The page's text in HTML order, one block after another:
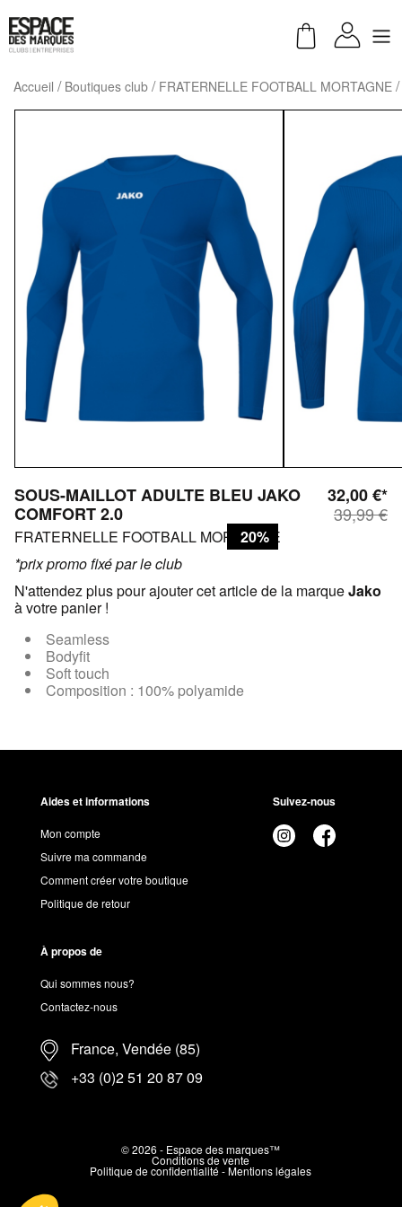
Accueil Boutiques club FRATERNELLE FOOTBALL MORTAGNE
SOUS-MAILLOT ADULTE BLEU JAKO
COMFORT 2.0
FRATERNELLE FOOTBALL MORTAGNE
32,00 €*
39,99 €
20%
*prix promo fixé par le club
N'attendez plus pour ajouter cet article de la marqueJako
à votre panier !
Seamless
Bodyfit
Soft touch
Composition : 100% polyamide
Aides et informations
Mon compte
Suivre ma commande
Comment créer votre boutique
Politique de retour
Suivez-nous
À propos de
Qui sommes nous?
Contactez-nous
France, Vendée (85)
+33 (0)2 51 20 87 09
© 2026 - Espace des marques™
Conditions de vente
Politique de confidentialité-Mentions légales